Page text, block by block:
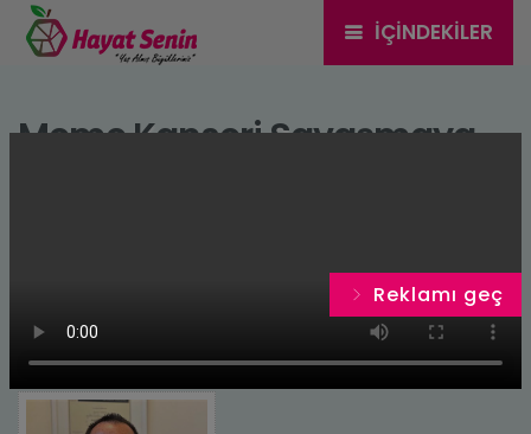
İÇINDEKILER
Reklamı geç
Meme Kanseri Savaşmaya